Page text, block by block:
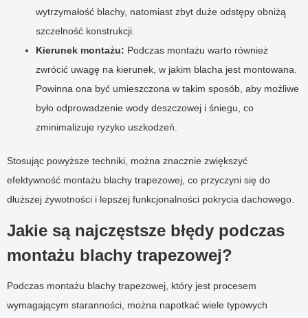
wytrzymałość blachy, natomiast zbyt duże odstępy obniżą
szczelność konstrukcji.
Kierunek montażu: Podczas montażu warto również
zwrócić uwagę na kierunek, w jakim blacha jest montowana.
Powinna ona być umieszczona w takim sposób, aby możliwe
było odprowadzenie wody deszczowej i śniegu, co
zminimalizuje ryzyko uszkodzeń.
Stosując powyższe techniki, można znacznie zwiększyć
efektywność montażu blachy trapezowej, co przyczyni się do
dłuższej żywotności i lepszej funkcjonalności pokrycia dachowego.
Jakie są najczęstsze błędy podczas
montażu blachy trapezowej?
Podczas montażu blachy trapezowej, który jest procesem
wymagającym staranności, można napotkać wiele typowych